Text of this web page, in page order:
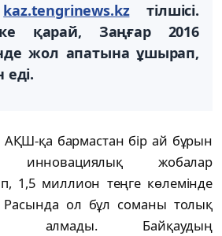
kaz.tengrinews.kzтілшісі.
қарай, Заңғар 2016
жол апатына ұшырап,
еді.
қа бармастан бір ай бұрын
инновациялық жобалар
1,5 миллион теңге көлемінде
Расында ол бұл соманы толық
алмады. Байқаудың